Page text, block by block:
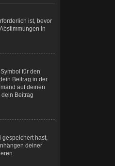
ist, bevor
in
für den
Beitrag in der
auf deinen
Beitrag
gespeichert hast,
deiner